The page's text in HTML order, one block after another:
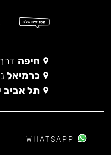
חיפה דרך
כרמיאל
תל אביב
WHATSAPP